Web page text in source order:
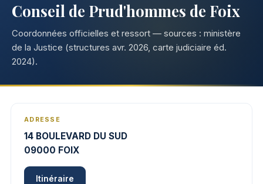
Conseil de Prud'hommes de Foix
Coordonnées officielles et ressort — sources : ministère
de la Justice (structures avr. 2026, carte judiciaire éd.
2024).
ADRESSE
14 BOULEVARD DU SUD
09000 FOIX
Itinéraire